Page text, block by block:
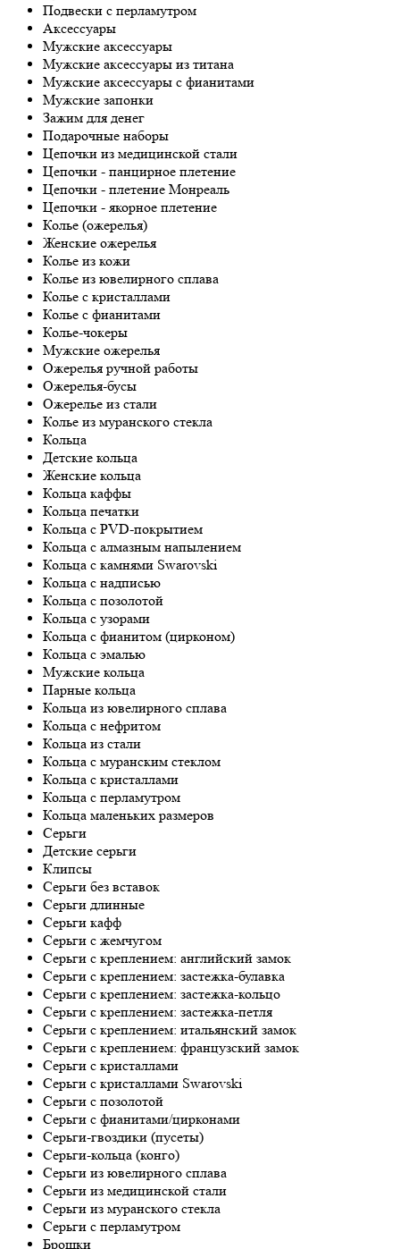
Подвески с перламутром
Аксессуары
Мужские аксессуары
Мужские аксессуары из титана
Мужские аксессуары с фианитами
Мужские запонки
Зажим для денег
Подарочные наборы
Цепочки из медицинской стали
Цепочки - панцирное плетение
Цепочки - плетение Монреаль
Цепочки - якорное плетение
Колье (ожерелья)
Женские ожерелья
Колье из кожи
Колье из ювелирного сплава
Колье с кристаллами
Колье с фианитами
Колье-чокеры
Мужские ожерелья
Ожерелья ручной работы
Ожерелья-бусы
Ожерелье из стали
Колье из муранского стекла
Кольца
Детские кольца
Женские кольца
Кольца каффы
Кольца печатки
Кольца с PVD-покрытием
Кольца с алмазным напылением
Кольца с камнями Swarovski
Кольца с надписью
Кольца с позолотой
Кольца с узорами
Кольца с фианитом (цирконом)
Кольца с эмалью
Мужские кольца
Парные кольца
Кольца из ювелирного сплава
Кольца с нефритом
Кольца из стали
Кольца с муранским стеклом
Кольца с кристаллами
Кольца с перламутром
Кольца маленьких размеров
Серьги
Детские серьги
Клипсы
Серьги без вставок
Серьги длинные
Серьги кафф
Серьги с жемчугом
Серьги с креплением: английский замок
Серьги с креплением: застежка-булавка
Серьги с креплением: застежка-кольцо
Серьги с креплением: застежка-петля
Серьги с креплением: итальянский замок
Серьги с креплением: французский замок
Серьги с кристаллами
Серьги с кристаллами Swarovski
Серьги с позолотой
Серьги с фианитами/цирконами
Серьги-гвоздики (пусеты)
Серьги-кольца (конго)
Серьги из ювелирного сплава
Серьги из медицинской стали
Серьги из муранского стекла
Серьги с перламутром
Брошки